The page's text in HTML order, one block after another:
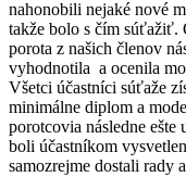
nahonobili nejaké nové
takže bolo s čím súťažiť.
porota z našich členov
vyhodnotila a ocenila
Všetci účastníci súťaže
minimálne diplom a
porotcovia následne
boli účastníkom
samozrejme dostali rady